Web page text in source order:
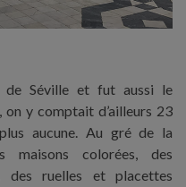
de Séville et fut aussi le
y comptait d’ailleurs 23
aucune. Au gré de la
maisons colorées, des
des ruelles et placettes